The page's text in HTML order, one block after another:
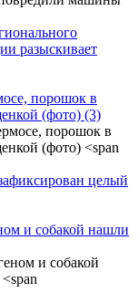
разыскивает
порошок в
(фото) (3)
целый
и собакой нашли